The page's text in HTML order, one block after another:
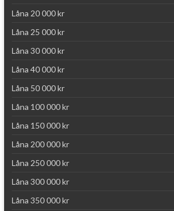
Låna 20 000 kr
Låna 25 000 kr
Låna 30 000 kr
Låna 40 000 kr
Låna 50 000 kr
Låna 100 000 kr
Låna 150 000 kr
Låna 200 000 kr
Låna 250 000 kr
Låna 300 000 kr
Låna 350 000 kr